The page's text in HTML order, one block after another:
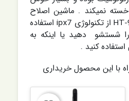
نمیکند . ماشین اصلاح
موی صورت روزیا مدل HT-917 Rozia از تکنولوژی ipx7 استفاده
شستشو دهید یا اینکه به
کنید .
با این محصول خریداری